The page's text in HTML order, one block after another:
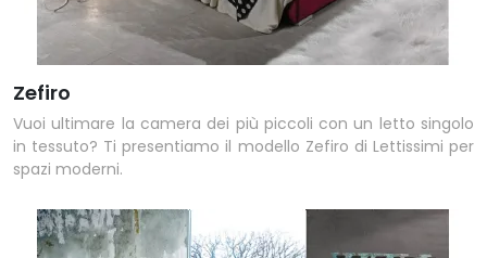
Zefiro
Vuoi ultimare la camera dei più piccoli con un letto singolo
in tessuto? Ti presentiamo il modello Zefiro di Lettissimi per
spazi moderni.